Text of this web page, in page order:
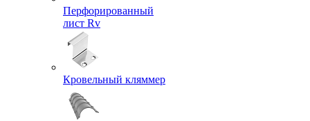
Перфорированный
лист Rv
Кровельный кляммер